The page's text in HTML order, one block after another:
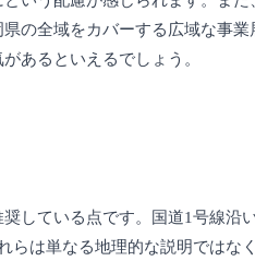
の全域をカバーする広域な事
あるといえるでしょう。
している点です。国道1号線
は単なる地理的な説明では